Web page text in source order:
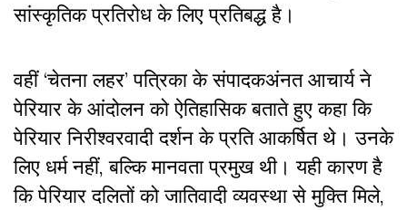
सांस्कृतिक प्रतिरोध के लिए प्रतिबद्ध है।
वहीं ‘चेतना लहर’ पत्रिका के संपादकअंनत आचार्य ने
पेरियार के आंदोलन को ऐतिहासिक बताते हुए कहा कि
पेरियार निरीश्वरवादी दर्शन के प्रति आकर्षित थे। उनके
लिए धर्म नहीं, बल्कि मानवता प्रमुख थी। यही कारण है
कि पेरियार दलितों को जातिवादी व्यवस्था से मुक्ति मिले,